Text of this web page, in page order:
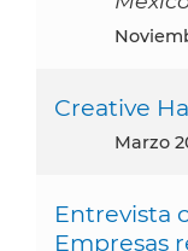
Creative
marzo
Entrevista
Empresas